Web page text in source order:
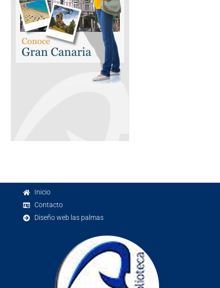
Inicio
Contacto
Diseño web las palmas